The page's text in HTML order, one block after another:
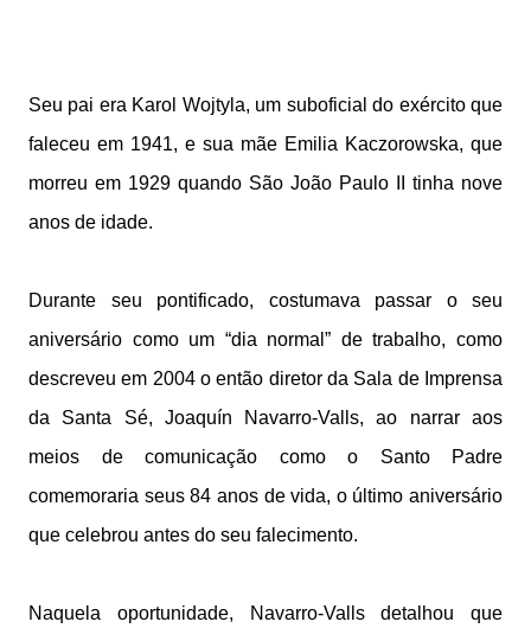
Seu pai era Karol Wojtyla, um suboficial do exército que
faleceu em 1941, e sua mãe Emilia Kaczorowska, que
morreu em 1929 quando São João Paulo II tinha nove
anos de idade.
Durante seu pontificado, costumava passar o seu
aniversário como um “dia normal” de trabalho, como
descreveu em 2004 o então diretor da Sala de Imprensa
da Santa Sé, Joaquín Navarro-Valls, ao narrar aos
meios de comunicação como o Santo Padre
comemoraria seus 84 anos de vida, o último aniversário
que celebrou antes do seu falecimento.
Naquela oportunidade, Navarro-Valls detalhou que